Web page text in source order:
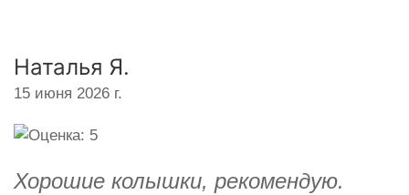
Наталья Я.
15 июня 2026 г.
Хорошие колышки, рекомендую.